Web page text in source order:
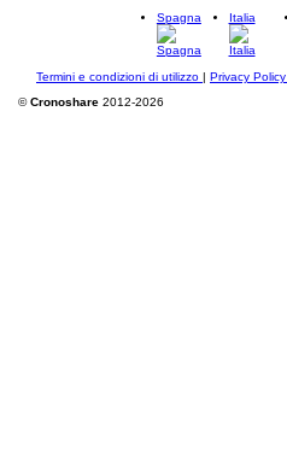
Spagna Italia
Termini e condizioni di utilizzo | Privacy Policy
©Cronoshare 2012-2026